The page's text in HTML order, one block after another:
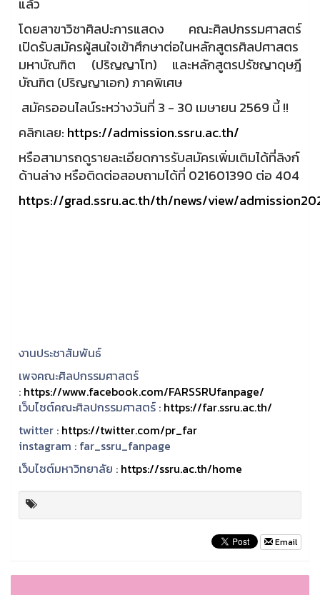
แล้ว
โดยสาขาวิชาศิลปะการแสดง คณะศิลปกรรมศาสตร์
เปิดรับสมัครผู้สนใจเข้าศึกษาต่อในหลักสูตรศิลปศาสตร
มหาบัณฑิต (ปริญญาโท) และหลักสูตรปรัชญาดุษฎี
บัณฑิต (ปริญญาเอก) ภาคพิเศษ
สมัครออนไลน์ระหว่างวันที่ 3 - 30 เมษายน 2569 นี้ !!
คลิกเลย: https://admission.ssru.ac.th/
หรือสามารถดูรายละเอียดการรับสมัครเพิ่มเติมได้ที่ลิงก์
ด้านล่าง หรือติดต่อสอบถามได้ที่ 021601390 ต่อ 404
https://grad.ssru.ac.th/th/news/view/
งานประชาสัมพันธ์
เพจคณะศิลปกรรมศาสตร์
: https://www.facebook.com/FARSSRUfanpage/
เว็บไซต์คณะศิลปกรรมศาสตร์ : https://far.ssru.ac.th/
twitter : https://twitter.com/pr_far
instagram : far_ssru_fanpage
เว็บไซต์มหาวิทยาลัย : https://ssru.ac.th/home
Email